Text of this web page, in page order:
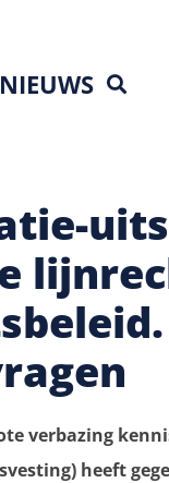
NIEUWS
verbazing
heeft